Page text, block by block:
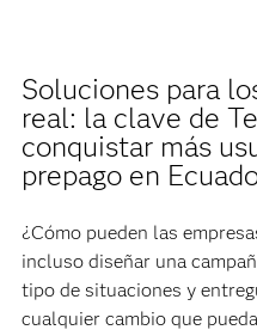
Soluciones para
real: la clave de
conquistar más
prepago en
¿Cómo pueden las
incluso diseñar una
tipo de situaciones y
cualquier cambio que